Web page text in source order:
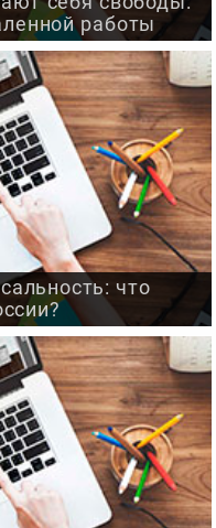
работы
что